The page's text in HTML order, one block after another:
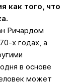
как того, что
Ричардом
х годах, а
в основе
может